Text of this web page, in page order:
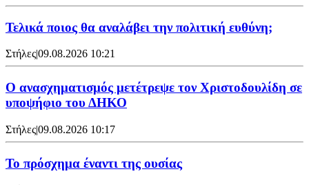
Τελικά ποιος θα αναλάβει την πολιτική ευθύνη;
Στήλες|09.08.2026 10:21
Ο ανασχηματισμός μετέτρεψε τον Χριστοδουλίδη σε
υποψήφιο του ΔΗΚΟ
Στήλες|09.08.2026 10:17
Το πρόσχημα έναντι της ουσίας